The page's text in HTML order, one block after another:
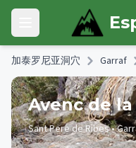
Skip to main content
Open main menu
加泰罗尼亚洞穴 Garraf
Avenc de la
Sant Pere de Ribes•